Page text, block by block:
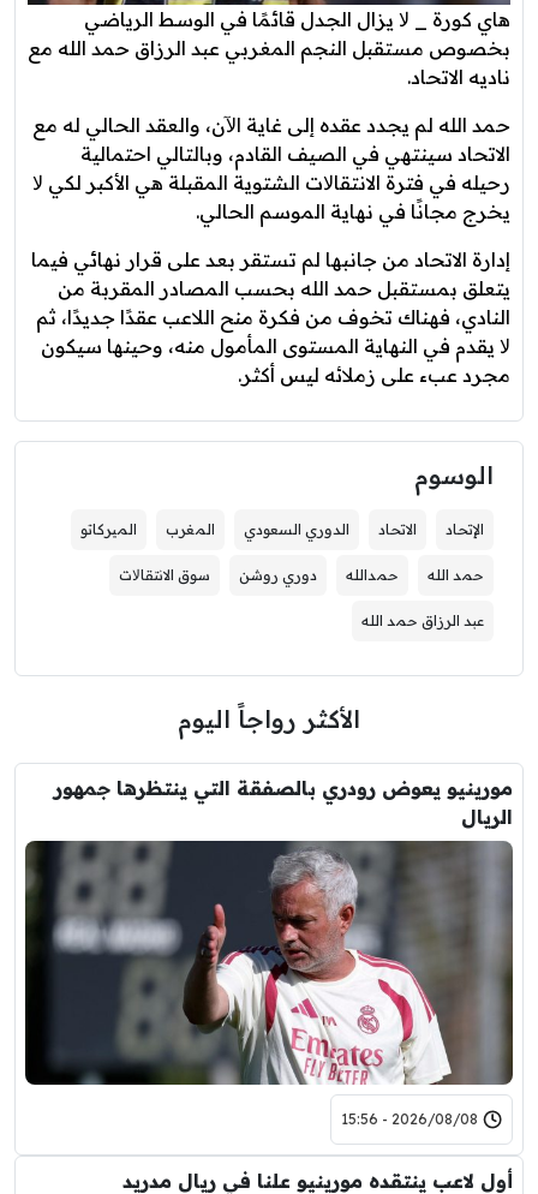
هاي كورة _ ﻻ يزال الجدل قائمًا في الوسط الرياضي
بخصوص مستقبل النجم المغربي عبد الرزاق حمد الله مع
ناديه الاتحاد.
حمد الله لم يجدد عقده إلى غاية اﻵن، والعقد الحالي له مع
الاتحاد سينتهي في الصيف القادم، وبالتالي احتمالية
رحيله في فترة الانتقاﻻت الشتوية المقبلة هي الأكبر لكي ﻻ
يخرج مجانًا في نهاية الموسم الحالي.
إدارة الاتحاد من جانبها لم تستقر بعد على قرار نهائي فيما
يتعلق بمستقبل حمد الله بحسب المصادر المقربة من
النادي، فهناك تخوف من فكرة منح اللاعب عقدًا جديدًا، ثم
ﻻ يقدم في النهاية المستوى المأمول منه، وحينها سيكون
مجرد عبء على زملائه ليس أكثر.
الوسوم
الإتحاد الاتحاد الدوري السعودي المغرب الميركاتو
حمد الله حمدالله دوري روشن سوق الانتقاﻻت
عبد الرزاق حمد الله
الأكثر رواجاً اليوم
مورينيو يعوض رودري بالصفقة التي ينتظرها جمهور
الريال
2026/08/08 - 15:56
أول لاعب ينتقده مورينيو علنا في ريال مدريد